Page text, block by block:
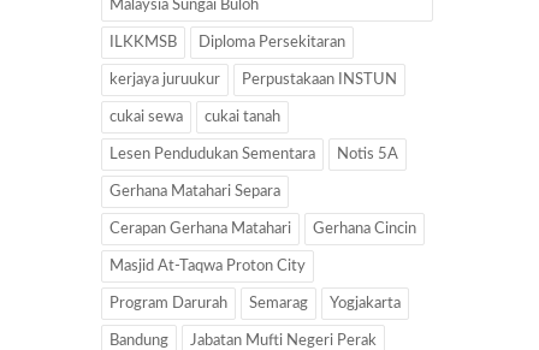
Malaysia Sungai Buloh
ILKKMSB Diploma Persekitaran
kerjaya juruukur Perpustakaan INSTUN
cukai sewa cukai tanah
Lesen Pendudukan Sementara Notis 5A
Gerhana Matahari Separa
Cerapan Gerhana Matahari Gerhana Cincin
Masjid At-Taqwa Proton City
Program Darurah Semarag Yogjakarta
Bandung Jabatan Mufti Negeri Perak